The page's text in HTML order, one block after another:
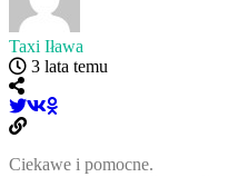
Taxi Iława
3 lata temu
Ciekawe i pomocne.